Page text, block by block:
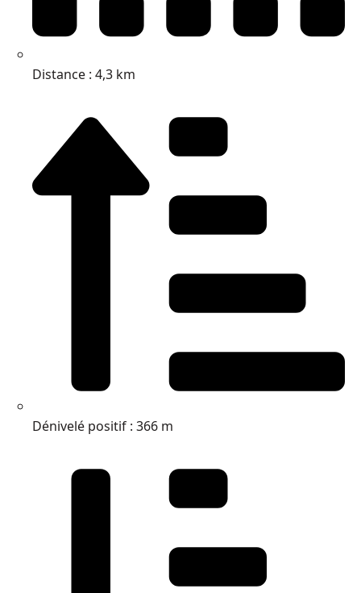
Distance : 4,3 km
Dénivelé positif : 366 m